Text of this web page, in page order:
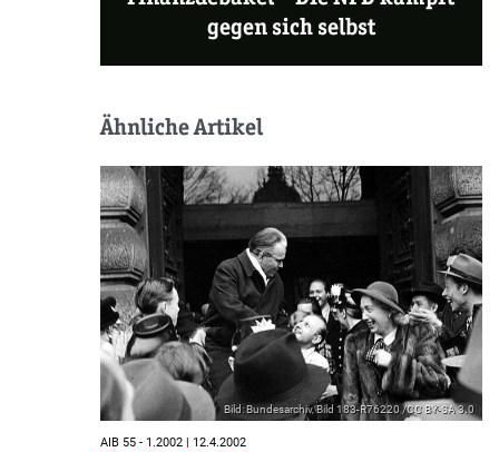
gegen sich selbst
Ähnliche Artikel
Bild: Bundesarchiv, Bild 183-R76220 /CC BY-SA 3.0
AIB 55 - 1.2002 | 12.4.2002